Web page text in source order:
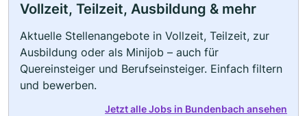
Vollzeit, Teilzeit, Ausbildung & mehr
Aktuelle Stellenangebote in Vollzeit, Teilzeit, zur
Ausbildung oder als Minijob – auch für
Quereinsteiger und Berufseinsteiger. Einfach filtern
und bewerben.
Jetzt alle Jobs in Bundenbach ansehen